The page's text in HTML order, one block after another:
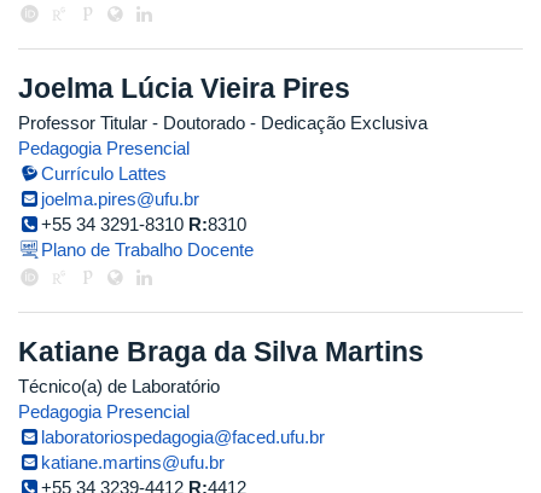
Joelma Lúcia Vieira Pires
Professor Titular - Doutorado - Dedicação Exclusiva
Pedagogia Presencial
Currículo Lattes
joelma.pires@ufu.br
+55 34 3291-8310 R:8310
Plano de Trabalho Docente
Katiane Braga da Silva Martins
Técnico(a) de Laboratório
Pedagogia Presencial
laboratoriospedagogia@faced.ufu.br
katiane.martins@ufu.br
+55 34 3239-4412 R:4412